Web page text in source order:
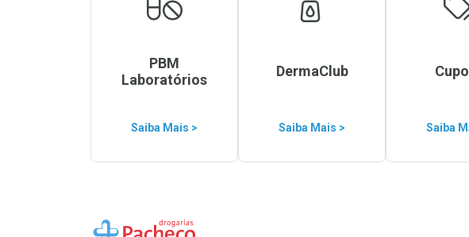
PBM
Laboratórios
Saiba Mais >
DermaClub
Saiba Mais > Saiba
Ir para a Home